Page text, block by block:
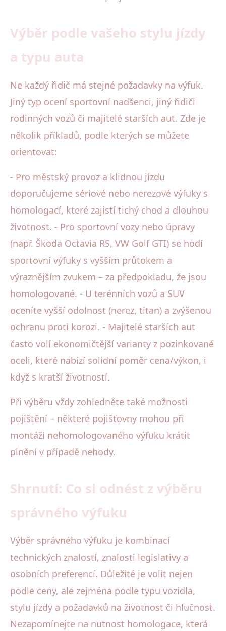
Výběr podle vašeho stylu jízdy
a typu auta
Ne každý řidič má stejné požadavky na výfuk.
Jiný typ ocení sportovní nadšenci, jiný řidiči
rodinných vozů či majitelé starších aut. Zde je
několik příkladů, podle kterých se můžete
orientovat:
- Pro městský provoz a klidnou jízdu
doporučujeme sériové nebo nerezové výfuky s
homologací, které zajistí tichý chod a dlouhou
životnost. - Pro sportovní vozy nebo úpravy
(např. Škoda Octavia RS, VW Golf GTI) se hodí
sportovní výfuky s vyšším průtokem a
výraznějším zvukem – za předpokladu, že jsou
homologované. - U terénních vozů a SUV
oceníte vyšší odolnost (nerez, titan) a zvýšenou
ochranu proti korozi. - Majitelé starších aut
často volí ekonomičtější varianty z pozinkované
oceli, které nabízí solidní poměr cena/výkon, i
když s kratší životností.
Při výběru vždy zohledněte také možnosti
pojištění – některé pojišťovny mohou při
montáži nehomologovaného výfuku krátit
plnění v případě nehody.
Shrnutí: Co si odnést z výběru
správného výfuku
Výběr správného výfuku je kombinací
technických znalostí, znalosti legislativy a
osobních preferencí. Důležité je volit nejen
podle ceny, ale zejména podle typu vozidla,
stylu jízdy a požadavků na životnost či hlučnost.
Nezapomínejte na nutnost homologace, která